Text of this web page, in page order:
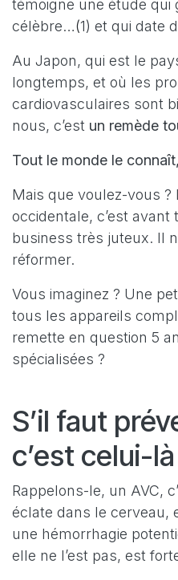
témoigne une étude qui
célèbre…(1) et qui date
Au Japon, qui est le
longtemps, et où les
cardiovasculaires sont
nous, c’est un remède
Tout le monde le
Mais que voulez-vous ?
occidentale, c’est
business très juteux. Il
réformer.
Vous imaginez ? Une
tous les appareils
remette en question 5
spécialisées ?
S’il faut
c’est celui-là
Rappelons-le, un AVC,
éclate dans le cerveau,
une hémorrhagie
elle ne l’est pas, est